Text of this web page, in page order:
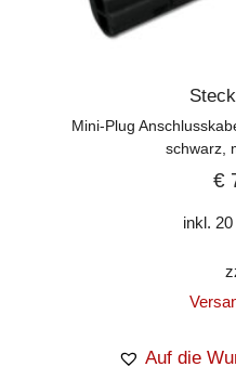
Mini-Plug
schwarz,
€
inkl.
Auf die